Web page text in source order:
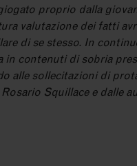
proprio dalla
valutazione dei fatti
di se stesso. In
contenuti di sobria
alle sollecitazioni di
Squillace e dalle